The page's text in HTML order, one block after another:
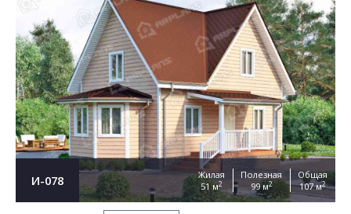
И-078
Жилая
51 м2
Полезная
99 м2
Общая
107 м2